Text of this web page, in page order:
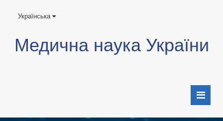
Українська
Медична наука України